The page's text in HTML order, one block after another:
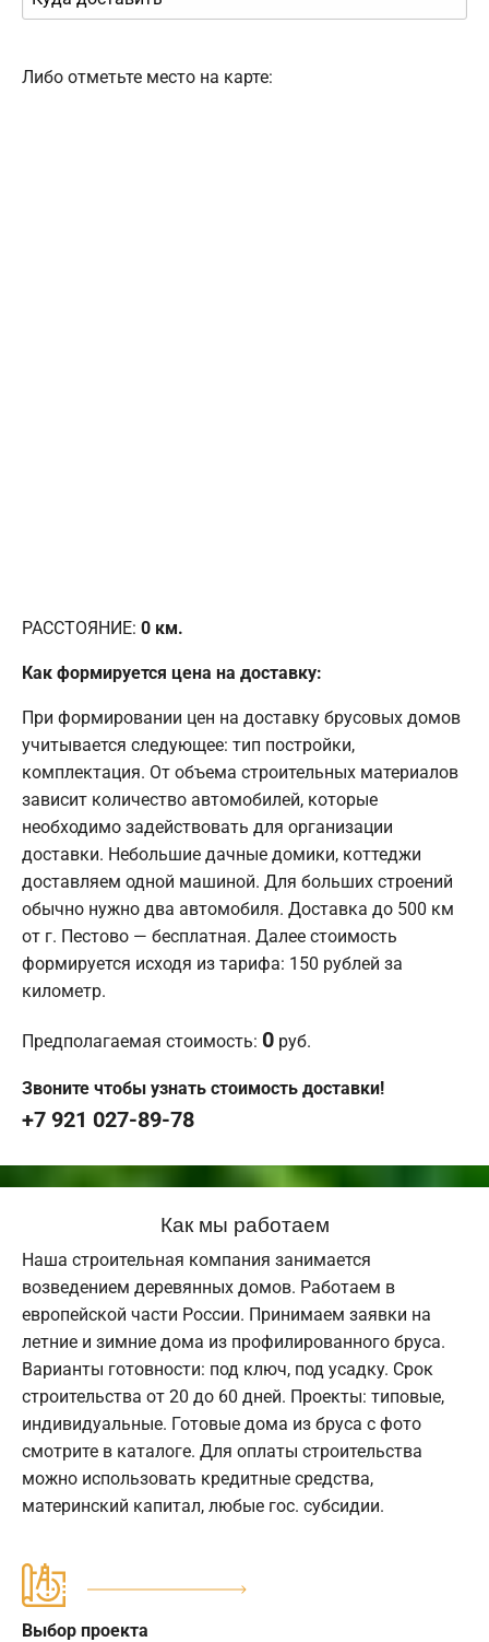
Либо отметьте место на карте:
РАССТОЯНИЕ: 0 км.
Как формируется цена на доставку:
При формировании цен на доставку брусовых домов
учитывается следующее: тип постройки,
комплектация. От объема строительных материалов
зависит количество автомобилей, которые
необходимо задействовать для организации
доставки. Небольшие дачные домики, коттеджи
доставляем одной машиной. Для больших строений
обычно нужно два автомобиля. Доставка до 500 км
от г. Пестово — бесплатная. Далее стоимость
формируется исходя из тарифа: 150 рублей за
километр.
Предполагаемая стоимость: 0 руб.
Звоните чтобы узнать стоимость доставки!
+7 921 027-89-78
Как мы работаем
Наша строительная компания занимается
возведением деревянных домов. Работаем в
европейской части России. Принимаем заявки на
летние и зимние дома из профилированного бруса.
Варианты готовности: под ключ, под усадку. Срок
строительства от 20 до 60 дней. Проекты: типовые,
индивидуальные. Готовые дома из бруса с фото
смотрите в каталоге. Для оплаты строительства
можно использовать кредитные средства,
материнский капитал, любые гос. субсидии.
Выбор проекта